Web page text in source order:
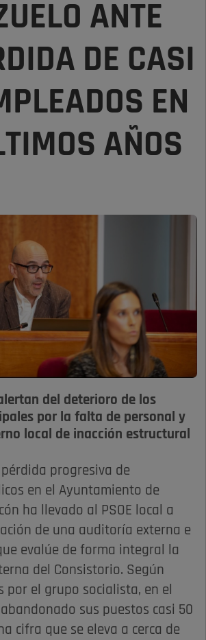
ANTE
DE CASI
EN
AÑOS
del deterioro de los
por la falta de personal y
local de inacción estructural
pérdida progresiva de
en el Ayuntamiento de
ha llevado al PSOE local a
de una auditoría externa e
evalúe de forma integral la
del Consistorio. Según
por el grupo socialista, en el
sus puestos casi 50
cifra que se eleva a cerca de